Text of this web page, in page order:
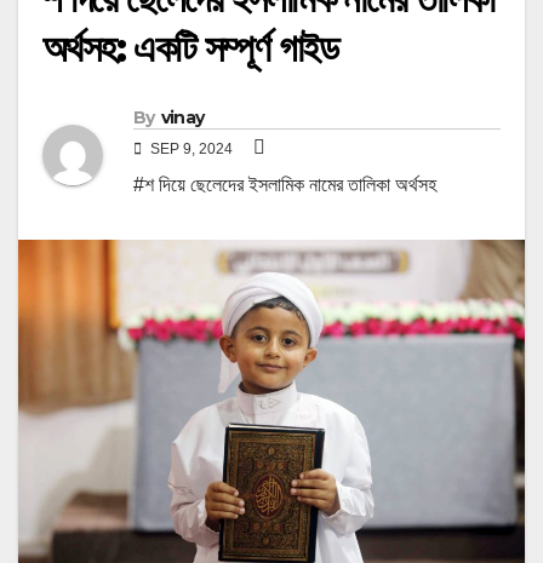
অর্থসহ: একটি সম্পূর্ণ গাইড
By vinay
SEP 9, 2024
#শ দিয়ে ছেলেদের ইসলামিক নামের তালিকা অর্থসহ